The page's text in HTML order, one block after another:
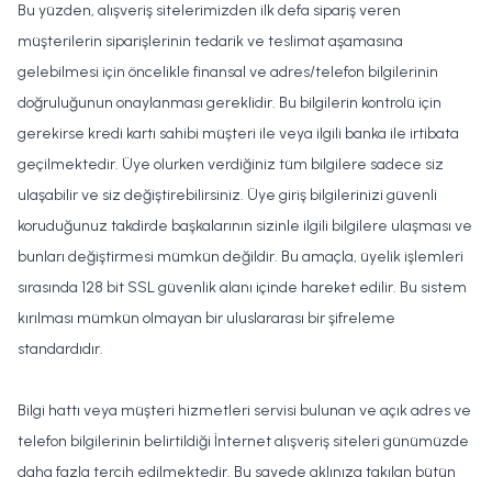
Bu yüzden, alışveriş sitelerimizden ilk defa sipariş veren
müşterilerin siparişlerinin tedarik ve teslimat aşamasına
gelebilmesi için öncelikle finansal ve adres/telefon bilgilerinin
doğruluğunun onaylanması gereklidir. Bu bilgilerin kontrolü için
gerekirse kredi kartı sahibi müşteri ile veya ilgili banka ile irtibata
geçilmektedir. Üye olurken verdiğiniz tüm bilgilere sadece siz
ulaşabilir ve siz değiştirebilirsiniz. Üye giriş bilgilerinizi güvenli
koruduğunuz takdirde başkalarının sizinle ilgili bilgilere ulaşması ve
bunları değiştirmesi mümkün değildir. Bu amaçla, üyelik işlemleri
sırasında 128 bit SSL güvenlik alanı içinde hareket edilir. Bu sistem
kırılması mümkün olmayan bir uluslararası bir şifreleme
standardıdır.
Bilgi hattı veya müşteri hizmetleri servisi bulunan ve açık adres ve
telefon bilgilerinin belirtildiği İnternet alışveriş siteleri günümüzde
daha fazla tercih edilmektedir. Bu sayede aklınıza takılan bütün